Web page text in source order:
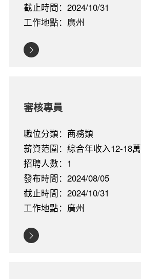
截止時間：2024/10/31
工作地點：廣州
審核專員
職位分類：商務類
薪資范圍：綜合年收入12-18萬
招聘人數：1
發布時間：2024/08/05
截止時間：2024/10/31
工作地點：廣州